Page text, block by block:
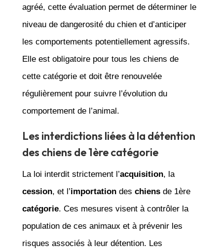
agréé, cette évaluation permet de déterminer le
niveau de dangerosité du chien et d’anticiper
les comportements potentiellement agressifs.
Elle est obligatoire pour tous les chiens de
cette catégorie et doit être renouvelée
régulièrement pour suivre l’évolution du
comportement de l’animal.
Les interdictions liées à la détention
des chiens de 1ère catégorie
La loi interdit strictement l’acquisition, la
cession, et l’importationdes chiensde 1ère
catégorie. Ces mesures visent à contrôler la
population de ces animaux et à prévenir les
risques associés à leur détention. Les